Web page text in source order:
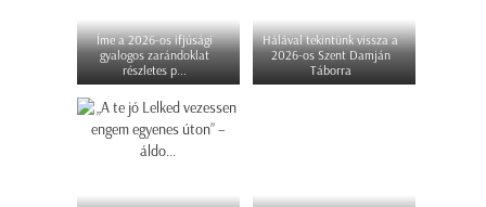
Íme a 2026-os ifjúsági
gyalogos zarándoklat
részletes p...
Hálával tekintünk vissza a
2026-os Szent Damján
Táborra